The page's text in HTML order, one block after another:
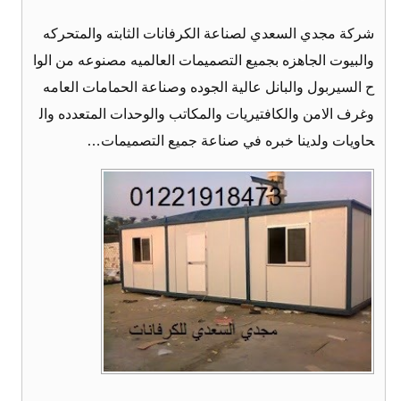
شركة مجدي السعدي لصناعة الكرفانات الثابته والمتحركه
والبيوت الجاهزه بجميع التصميمات العالميه مصنوعه من الوا
ح السيربول والبانل عالية الجوده وصناعة الحمامات العامه
وغرف الامن والكافتيريات والمكاتب والوحدات المتعدده وال
حاويات ولدينا خبره في صناعة جميع التصميمات…